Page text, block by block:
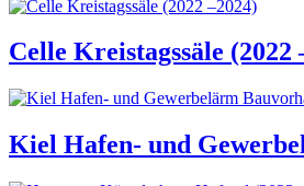
Celle Kreistagssäle (2022
Kiel Hafen- und